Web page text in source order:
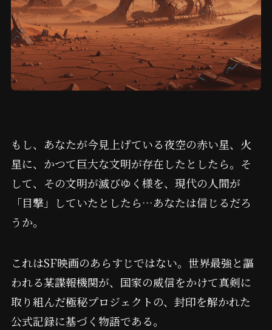
もし、あなたが今見上げている夜空の赤い星、火
星に、かつて巨大な文明が存在したとしたら。そ
して、その文明が滅びゆく様を、現代の人間が
「目撃」していたとしたら…あなたは信じるだろ
うか。
これはSF映画のあらすじではない。世界最強と謳
われる某諜報機関が、国家の威信をかけて真剣に
取り組んだ極秘プロジェクトの、封印を解かれた
公式記録に基づく物語である。